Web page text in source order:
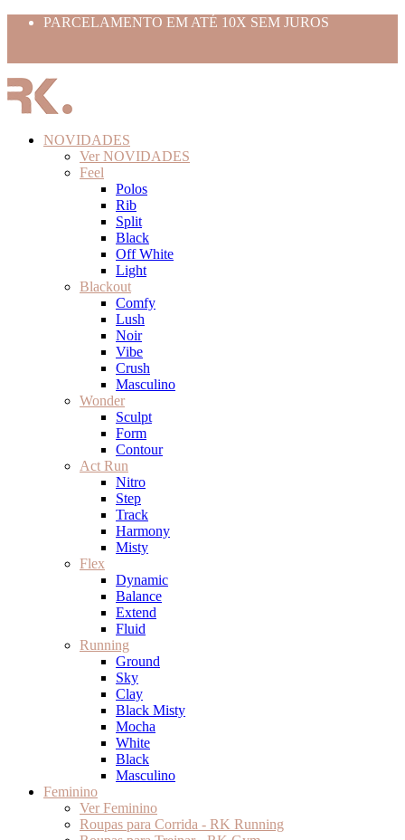
PARCELAMENTO EM ATÉ 10X SEM JUROS
NOVIDADES
Ver NOVIDADES
Feel
Polos
Rib
Split
Black
Off White
Light
Blackout
Comfy
Lush
Noir
Vibe
Crush
Masculino
Wonder
Sculpt
Form
Contour
Act Run
Nitro
Step
Track
Harmony
Misty
Flex
Dynamic
Balance
Extend
Fluid
Running
Ground
Sky
Clay
Black Misty
Mocha
White
Black
Masculino
Feminino
Ver Feminino
Roupas para Corrida - RK Running